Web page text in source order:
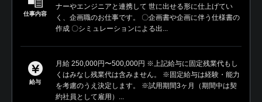
仕事内容
ナーやエンジニアと連携して 世に出せる形に仕上げてい
く、企画職のお仕事です。 〇企画書や企画に伴う仕様書の
作成 〇シミュレーションによる出...
給与
月給 250,000円〜500,000円 ※上記給与に固定残業代もし
くはみなし残業代は含みません。 ※固定給与は経験・能力
を考慮のうえ決定します。 ※試用期間3ヶ月（期間中は契
約社員として雇用）...